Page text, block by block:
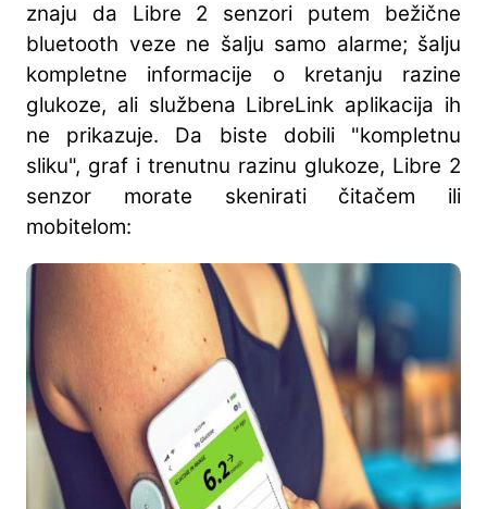
znaju da Libre 2 senzori putem bežične
bluetooth veze ne šalju samo alarme; šalju
kompletne informacije o kretanju razine
glukoze, ali službena LibreLink aplikacija ih
ne prikazuje. Da biste dobili "kompletnu
sliku", graf i trenutnu razinu glukoze, Libre 2
senzor morate skenirati čitačem ili
mobitelom: